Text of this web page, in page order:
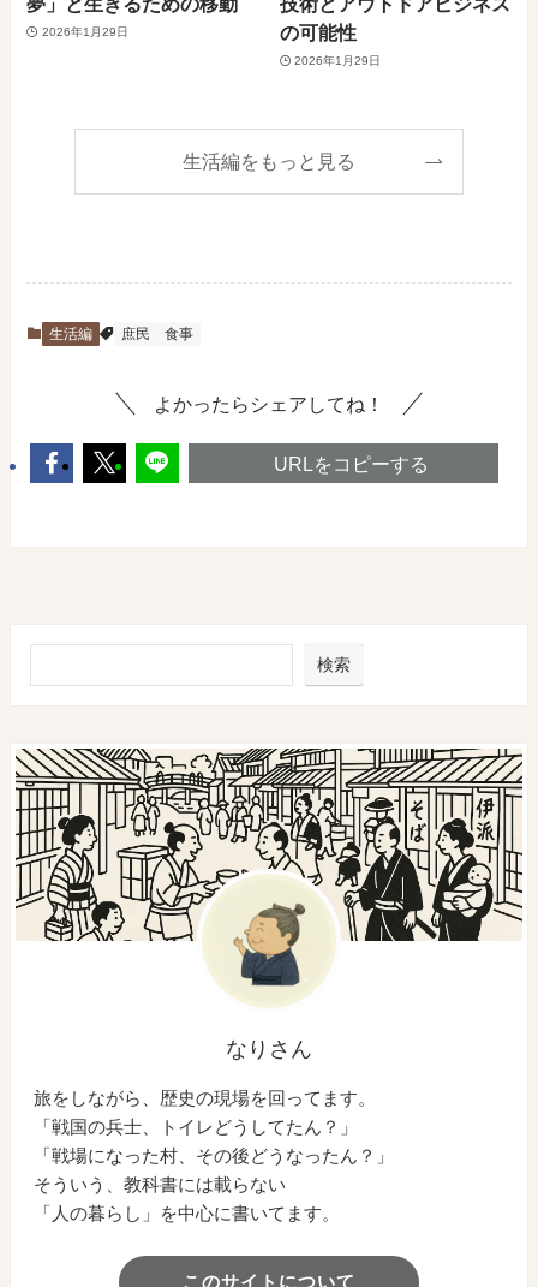
2026年1月29日
の可能性
2026年1月29日
生活編をもっと見る
生活編 庶民 食事
よかったらシェアしてね！
URLをコピーする
検索
なりさん
旅をしながら、歴史の現場を回ってます。
「戦国の兵士、トイレどうしてたん？」
「戦場になった村、その後どうなったん？」
そういう、教科書には載らない
「人の暮らし」を中心に書いてます。
このサイトについて